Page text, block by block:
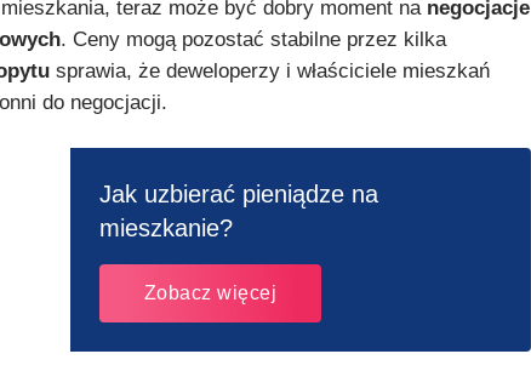
teraz może być dobry moment na negocjacje
. Ceny mogą pozostać stabilne przez kilka
sprawia, że deweloperzy i właściciele mieszkań
do negocjacji.
Jak uzbierać pieniądze na
mieszkanie?
Zobacz więcej